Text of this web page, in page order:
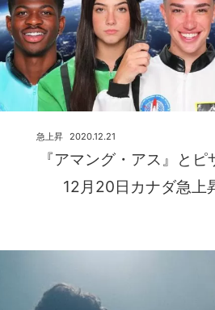
『アマング・アス』と
12月20日カナダ急上
2020.12.21
急上昇